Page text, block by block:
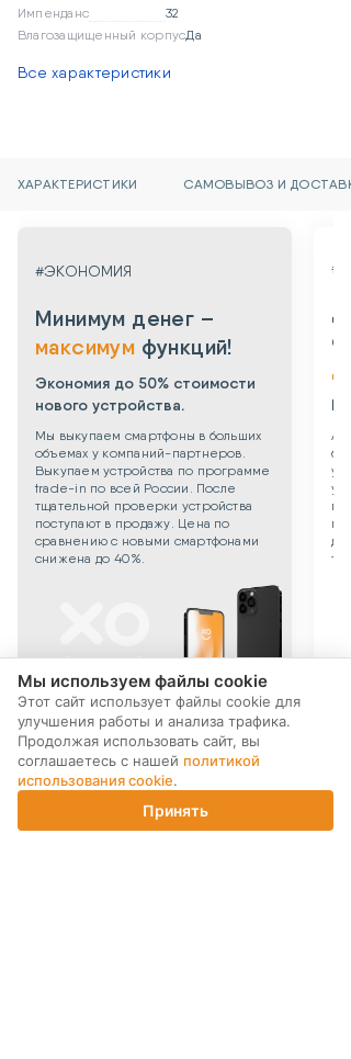
Импенданс
32
Влагозащищенный корпусДа
Все характеристики
ХАРАКТЕРИСТИКИ САМОВЫВОЗ И
#ЭКОНОМИЯ
Минимум денег –
максимум функций!
Экономия до 50% стоимости
нового устройства.
Мы выкупаем смартфоны в больших
объемах у компаний-партнеров.
Выкупаем устройства по программе
trade-in по всей России. После
тщательной проверки устройства
поступают в продажу. Цена по
сравнению с новыми смартфонами
снижена до 40%.
Корзина
Мы используем файлы cookie
Этот сайт использует файлы cookie для
улучшения работы и анализа трафика.
Продолжая использовать сайт, вы
соглашаетесь с нашей политикой
использования cookie.
Принять